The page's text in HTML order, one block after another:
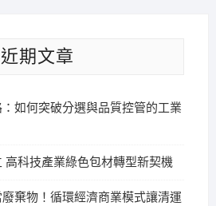
近期文章
如何突破分選與品質控管的工業
高科技產業綠色包材轉型新契機
棄物！循環經濟商業模式讓清運